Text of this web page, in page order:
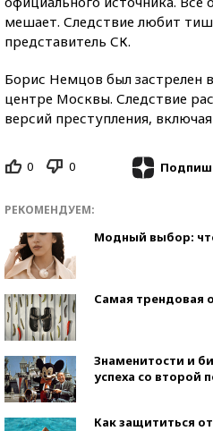
мешает. Следствие любит
представитель СК.
Борис Немцов был застрелен
центре Москвы. Следствие
версий преступления,
0 0
РЕКОМЕНДУЕМ:
Модный выбор:
Самая трендовая
Знаменитости и
успеха со второй
Как защититься